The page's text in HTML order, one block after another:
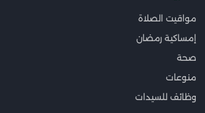
مواقيت الصلاة
إمساكية رمضان
صحة
منوعات
وظائف للسيدات